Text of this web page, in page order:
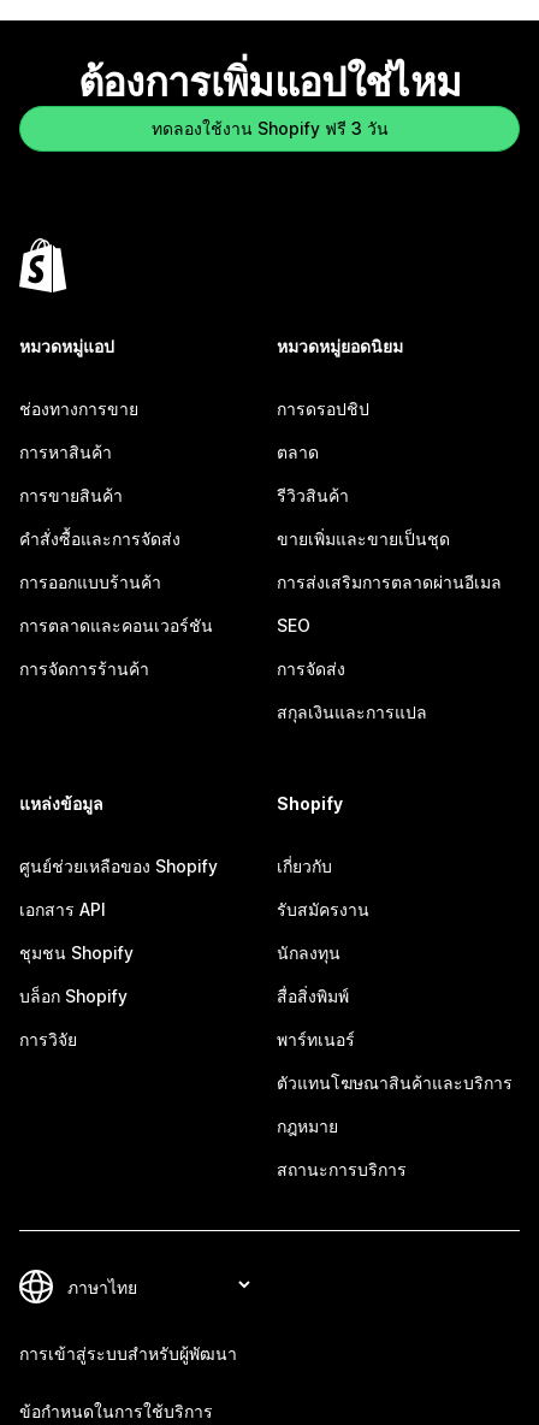
ต้องการเพิ่มแอปใช่ไหม
ทดลองใช้งาน Shopify ฟรี 3 วัน
หมวดหมู่แอป
ช่องทางการขาย
การหาสินค้า
การขายสินค้า
คำสั่งซื้อและการจัดส่ง
การออกแบบร้านค้า
การตลาดและคอนเวอร์ชัน
การจัดการร้านค้า
หมวดหมู่ยอดนิยม
การดรอปชิป
ตลาด
รีวิวสินค้า
ขายเพิ่มและขายเป็นชุด
การส่งเสริมการตลาดผ่านอีเมล
SEO
การจัดส่ง
สกุลเงินและการแปล
แหล่งข้อมูล
ศูนย์ช่วยเหลือของ Shopify
เอกสาร API
ชุมชน Shopify
บล็อก Shopify
การวิจัย
Shopify
เกี่ยวกับ
รับสมัครงาน
นักลงทุน
สื่อสิ่งพิมพ์
พาร์ทเนอร์
ตัวแทนโฆษณาสินค้าและบริการ
กฎหมาย
สถานะการบริการ
การเข้าสู่ระบบสำหรับผู้พัฒนา
ข้อกำหนดในการใช้บริการ